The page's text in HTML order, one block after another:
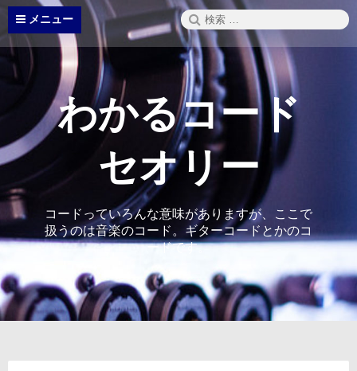
コ
テ
ン
ッ
プ
メニュー
検
索:
わかるコード
セオリー
コードっていろんな意味がありますが、ここで
扱うのは音楽のコード。ギターコードとかのコ
ードです。